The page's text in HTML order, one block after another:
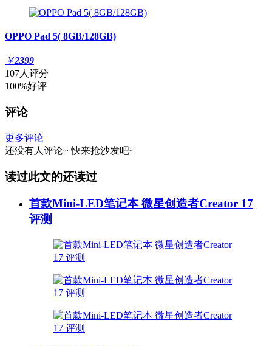
OPPO Pad 5( 8GB/128GB)
￥2399
107人评分
100%好评
评论
更多评论
还没有人评论~ 快来抢沙发吧~
读过此文的还读过
首款Mini-LED笔记本 微星创造者Creator 17
评测